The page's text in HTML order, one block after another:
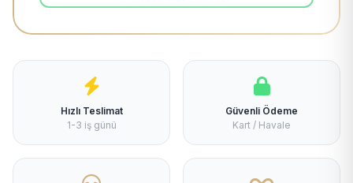
Hızlı Teslimat
1-3 iş günü
Güvenli Ödeme
Kart / Havale